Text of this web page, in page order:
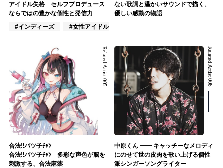
アイドル失格 セルフプロデュース
ならではの豊かな個性と発信力
#インディーズ
#女性アイドル
ない歌詞と温かいサウンドで描く、
優しい感動の物語
Related Artist 005
合法‼︎バツ子ﾁｬﾝ
合法‼︎バツ子ﾁｬﾝ 多彩な声色が脳を
刺激する、合法麻薬
Related Artist 006
中原くん ━━ キャッチーなメロディ
にのせて世の皮肉を歌い上げる個性
派シンガーソングライター